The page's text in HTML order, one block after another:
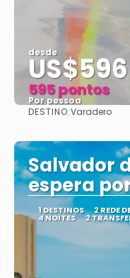
desde
US$596
595 pontos
Por pessoa
DESTINO:Varadero
Salvador
espera
1 DESTINOS 2 REDE
4 NOITES 2